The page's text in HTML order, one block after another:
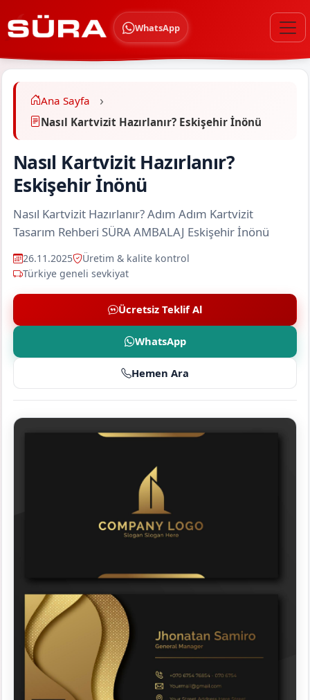
WhatsApp
Ana Sayfa
Nasıl Kartvizit Hazırlanır? Eskişehir İnönü
Nasıl Kartvizit Hazırlanır?
Eskişehir İnönü
Nasıl Kartvizit Hazırlanır? Adım Adım Kartvizit
Tasarım Rehberi SÜRA AMBALAJ Eskişehir İnönü
26.11.2025
Üretim & kalite kontrol
Türkiye geneli sevkiyat
Ücretsiz Teklif Al
WhatsApp
Hemen Ara